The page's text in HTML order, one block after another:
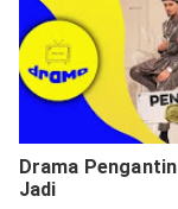
Drama
Jadi